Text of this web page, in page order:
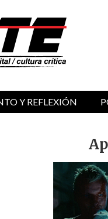
Y REFLEXIÓN